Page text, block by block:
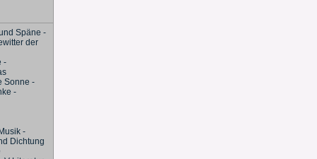
Späne -
der
-
Sonne -
-
-
Dichtung